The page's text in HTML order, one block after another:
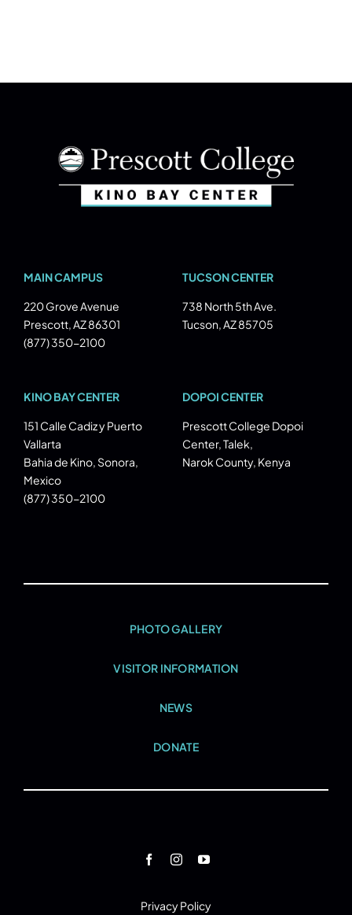
MAIN CAMPUS
220 Grove Avenue
Prescott, AZ 86301
(877) 350-2100
TUCSON CENTER
738 North 5th Ave.
Tucson, AZ 85705
KINO BAY CENTER
151 Calle Cadiz y Puerto
Vallarta
Bahia de Kino, Sonora,
Mexico
(877) 350-2100
DOPOI CENTER
Prescott College Dopoi
Center, Talek,
Narok County, Kenya
PHOTO GALLERY
VISITOR INFORMATION
NEWS
DONATE
Privacy Policy